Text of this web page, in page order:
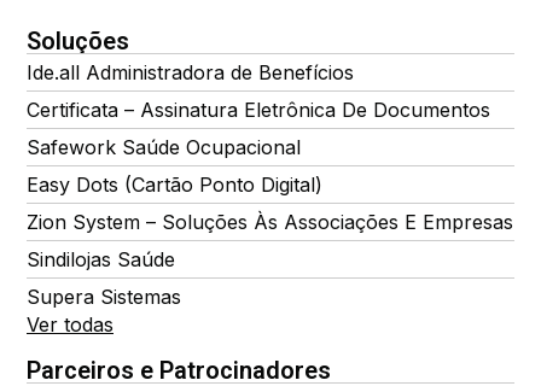
Soluções
Ide.all Administradora de Benefícios
Certificata – Assinatura Eletrônica De Documentos
Safework Saúde Ocupacional
Easy Dots (Cartão Ponto Digital)
Zion System – Soluções Às Associações E Empresas
Sindilojas Saúde
Supera Sistemas
Ver todas
Parceiros e Patrocinadores